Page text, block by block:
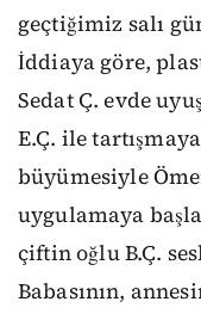
geçtiğimiz salı
İddiaya göre,
Sedat Ç. evde
E.Ç. ile
büyümesiyle
uygulamaya
çiftin oğlu B.Ç.
Babasının,